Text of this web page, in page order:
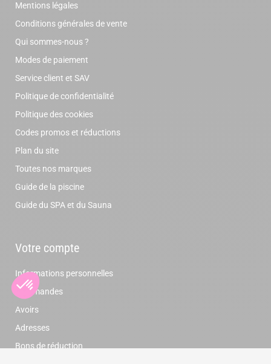
Mentions légales
Conditions générales de vente
Qui sommes-nous ?
Modes de paiement
Service client et SAV
Politique de confidentialité
Politique des cookies
Codes promos et réductions
Plan du site
Toutes nos marques
Guide de la piscine
Guide du SPA et du Sauna
Votre compte
Informations personnelles
Commandes
Avoirs
Adresses
Bons de réduction